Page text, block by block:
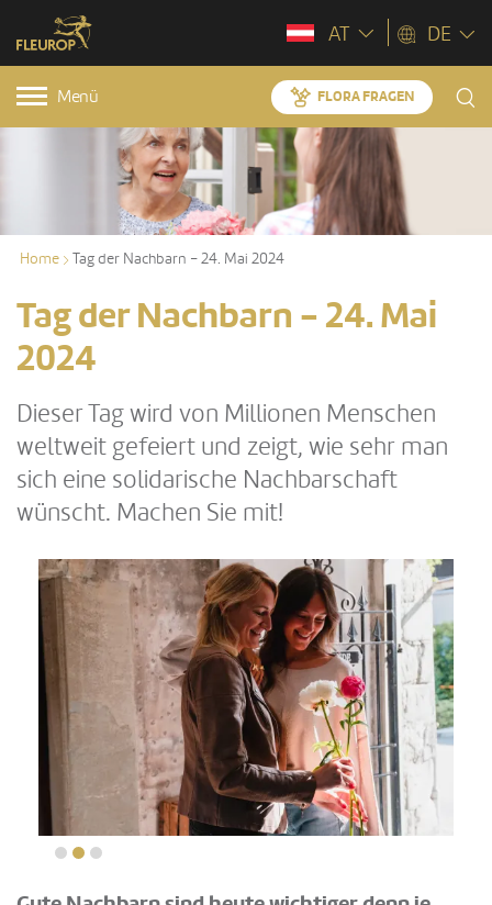
AT DE
Menü FLORA FRAGEN
Home Tag der Nachbarn – 24. Mai 2024
Tag der Nachbarn - 24. Mai
2024
Dieser Tag wird von Millionen Menschen
weltweit gefeiert und zeigt, wie sehr man
sich eine solidarische Nachbarschaft
wünscht. Machen Sie mit!